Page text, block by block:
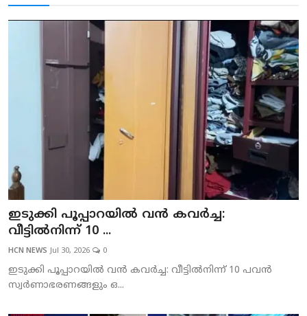
ഇടുക്കി പൂപ്പാറയില്‍ വന്‍ കവര്‍ച്ച:
വീട്ടില്‍നിന്ന് 10 ...
HCN NEWS Jul 30, 2026 0
ഇടുക്കി പൂപ്പാറയില്‍ വന്‍ കവര്‍ച്ച: വീട്ടില്‍നിന്ന് 10 പവന്‍
സ്വര്‍ണാഭരണങ്ങളും ഒ...